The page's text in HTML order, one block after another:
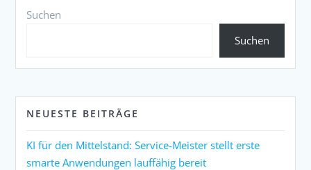
Suchen
Suchen
NEUESTE BEITRÄGE
KI für den Mittelstand: Service-Meister stellt erste
smarte Anwendungen lauffähig bereit